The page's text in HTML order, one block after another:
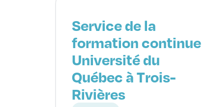
Service de la
formation continue
Université du
Québec à Trois-
Rivières